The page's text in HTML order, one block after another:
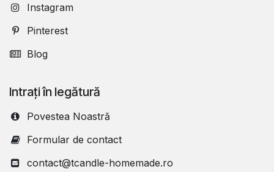
Instagram
Pinterest
Blog
Intrați în legătură
Povestea Noastră
Formular de contact
contact@tcandle-homemade.ro